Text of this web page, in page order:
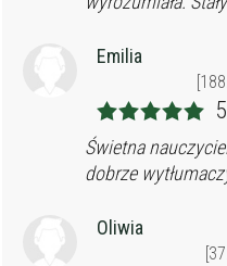
Emilia
Świetna
dobrze
Oliwia